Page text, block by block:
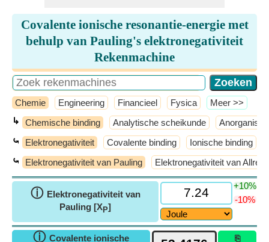
Covalente ionische resonantie-energie met
behulp van Pauling's elektronegativiteit
Rekenmachine
Chemie Engineering Financieel Fysica ​Meer >>
↳ Chemische binding Analytische scheikunde
⤿ Elektronegativiteit Covalente binding Ionische binding
⤿ Elektronegativiteit van Pauling Elektronegativiteit van Allred
ⓘ Elektronegativiteit van
Pauling [XP]
+10%
-10%
ⓘ Covalente ionische
⎘